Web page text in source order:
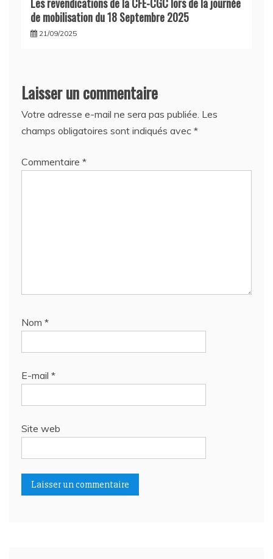
de mobilisation du 18 Septembre 2025
21/09/2025
Laisser un commentaire
Votre adresse e-mail ne sera pas publiée. Les
champs obligatoires sont indiqués avec *
Commentaire *
Nom *
E-mail *
Site web